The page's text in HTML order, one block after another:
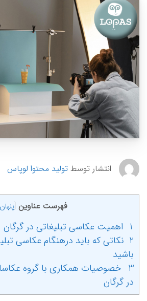
انتشار توسط تولید محتوا لوپاس
فهرست عناوین [پنهان
1 اهمیت عکاسی تبلیغاتی در گرگان
2 نکاتی که باید درهنگام عکاسی
باشید
3 خصوصیات همکاری با گروه
در گرگان